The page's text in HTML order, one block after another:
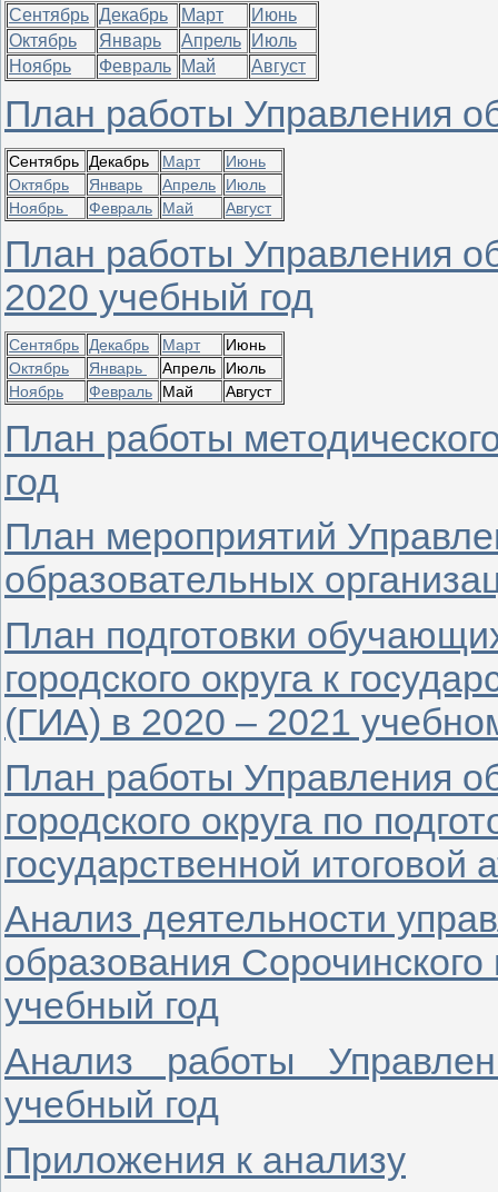
Сентябрь Декабрь Март
Июнь
Октябрь
Январь Апрель
Июль
Ноябрь
Февраль Май Август
План работы Управления
Сентябрь Декабрь Март
Июнь
Октябрь
Январь Апрель
Июль
Ноябрь
Февраль Май Август
План работы Управления
2020 учебный год
Сентябрь Декабрь Март
Июнь
Октябрь
Январь Апрель
Июль
Ноябрь
Февраль Май Август
План работы
год
План мероприятий
образовательных
План подготовки
городского округа к
(ГИА) в 2020 – 2021
План работы Управления
городского округа по
государственной итоговой
Анализ деятельности
образования Сорочинского
учебный год
Анализ работы
учебный год
Приложения к анализу